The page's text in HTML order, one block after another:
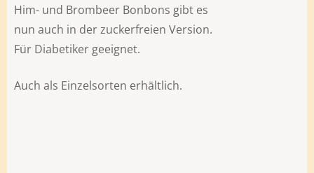
Him- und Brombeer Bonbons gibt es
nun auch in der zuckerfreien Version.
Für Diabetiker geeignet.
Auch als Einzelsorten erhältlich.